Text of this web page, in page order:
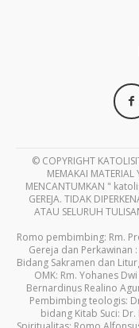
© COPYRIGHT
MEMAKAI
MENCANTUMKAN "
GEREJA. TIDAK
ATAU SELURUH
Romo pembimbing: Rm.
Gereja dan Perkawinan
Bidang Sakramen dan
OMK: Rm. Yohanes
Bernardinus Realino
Pembimbing teologis:
bidang Kitab Suci: